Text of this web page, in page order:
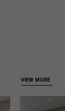
VIEW MORE